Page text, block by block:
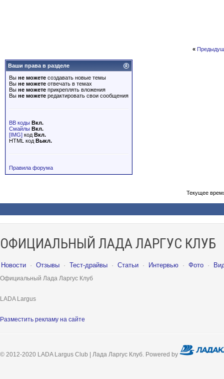
«
Ваши права в разделе
Вы не можете создавать новые темы
Вы не можете отвечать в темах
Вы не можете прикреплять вложения
Вы не можете редактировать свои сообщения
BB коды Вкл.
Смайлы Вкл.
[IMG] код Вкл.
HTML код Выкл.
Правила форума
Текущее
ОФИЦИАЛЬНЫЙ ЛАДА ЛАРГУС КЛУБ
Новости · Отзывы · Тест-драйвы · Статьи · Интервью · Фото ·
Официальный Лада Ларгус Клуб
LADA Largus
Разместить рекламу на сайте
© 2012-2020 LADA Largus Club | Лада Ларгус Клуб. Powered by